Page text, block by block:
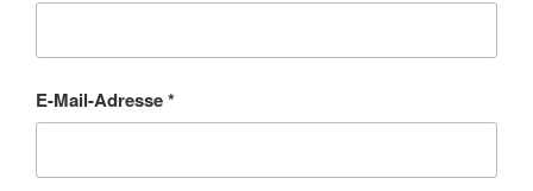
E-Mail-Adresse*